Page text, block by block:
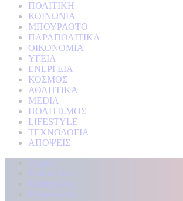
ΠΟΛΙΤΙΚΗ
ΚΟΙΝΩΝΙΑ
ΜΠΟΥΡΛΟΤΟ
ΠΑΡΑΠΟΛΙΤΙΚΑ
ΟΙΚΟΝΟΜΙΑ
ΥΓΕΙΑ
ΕΝΕΡΓΕΙΑ
ΚΟΣΜΟΣ
ΑΘΛΗΤΙΚΑ
MEDIA
ΠΟΛΙΤΙΣΜΟΣ
LIFESTYLE
ΤΕΧΝΟΛΟΓΙΑ
ΑΠΟΨΕΙΣ
Αρχική
Kontra Live
Καταγγελίες
Επικοινωνία